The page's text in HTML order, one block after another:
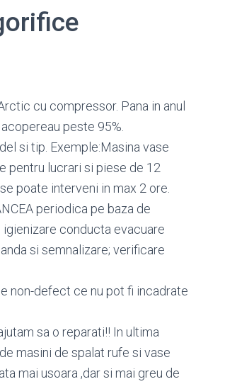
cu compressor. Pana in anul
peste 95%.
si tip. Exemple:Masina vase
pentru lucrari si piese de 12
poate interveni in max 2 ore.
periodica pe baza de
conducta evacuare
si semnalizare; verificare
non-defect ce nu pot fi incadrate
sa o reparati!! In ultima
masini de spalat rufe si vase
mai usoara ,dar si mai greu de